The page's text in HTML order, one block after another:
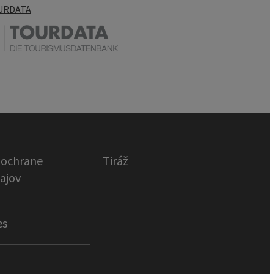
Tiráž